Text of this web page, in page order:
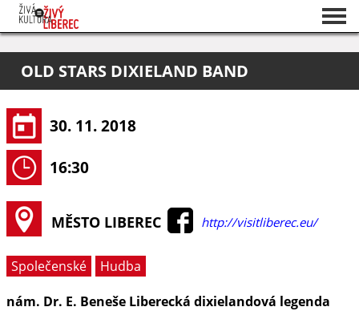
O projektu
Pořadatelé
OLD STARS DIXIELAND BAND
30. 11. 2018
16:30
MĚSTO LIBEREC http://visitliberec.eu/
Společenské
Hudba
nám. Dr. E. Beneše Liberecká dixielandová legenda